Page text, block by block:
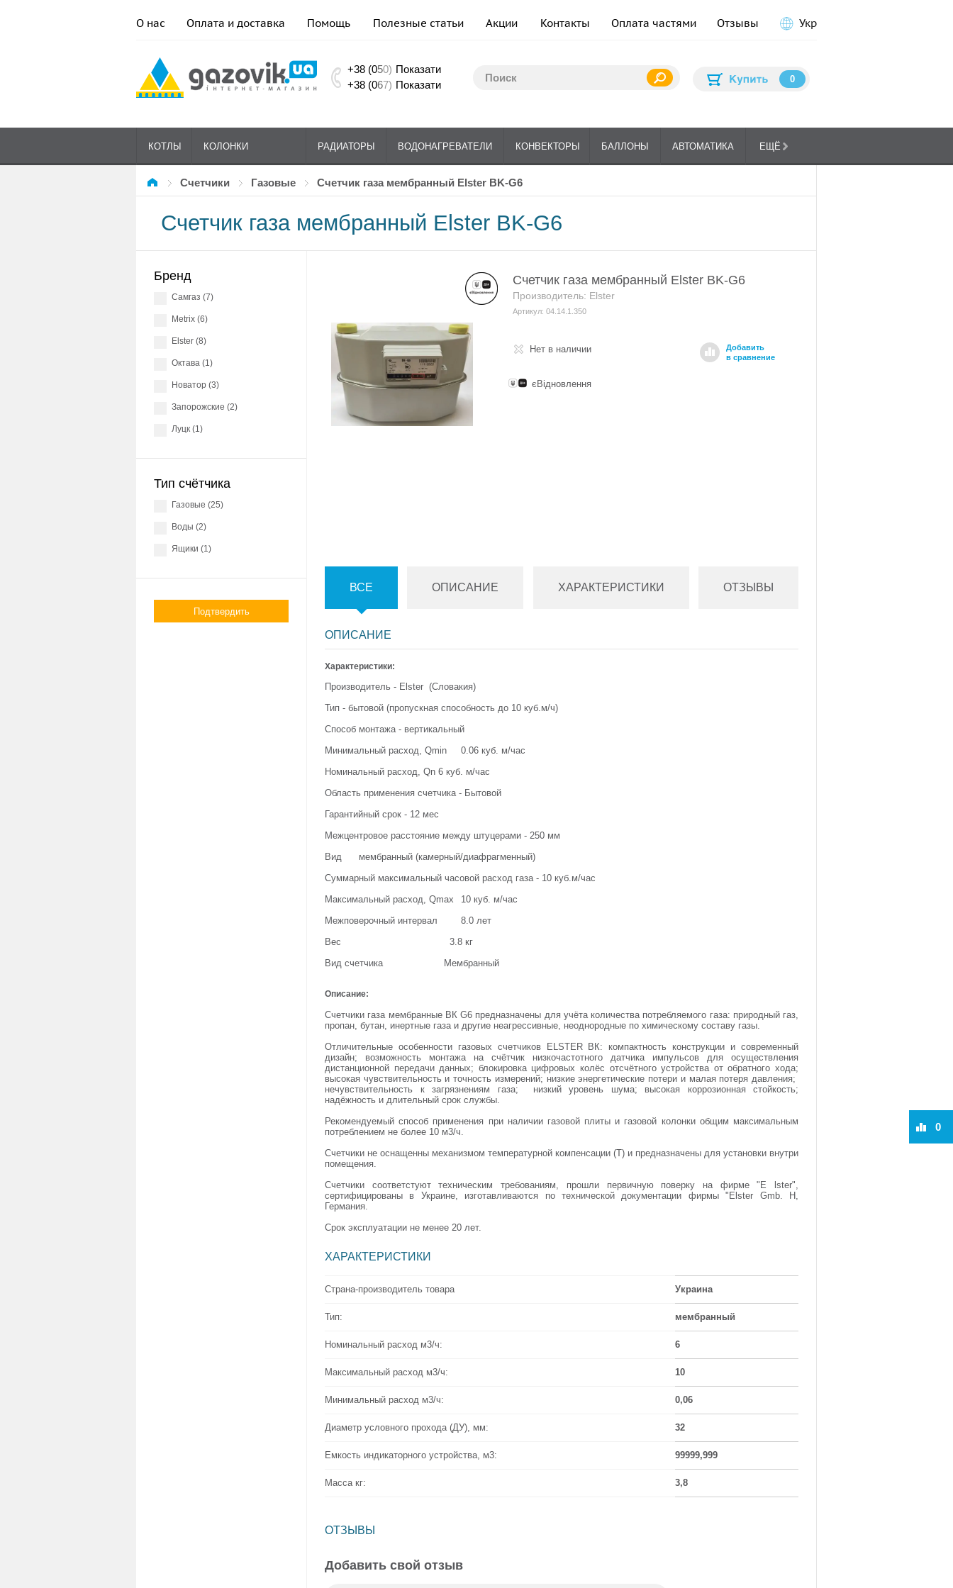
О нас Оплата и доставка Помощь Полезные статьи Акции Контакты Оплата частями Отзывы Укр
+38 (050) Показати
+38 (067) Показати 0
КОТЛЫ КОЛОНКИ
ГАЗОВЫЕ
РАДИАТОРЫ ВОДОНАГРЕВАТЕЛИ КОНВЕКТОРЫ БАЛЛОНЫ АВТОМАТИКА ЕЩЁ
Счетчики газовые Счетчик газа мембранный Elster BK-G6
Счетчик газа мембранный Elster BK-G6
Бренд
Самгаз (7)
Metrix (6)
Elster (8)
Октава (1)
Новатор (3)
Запорожские (2)
Луцк (1)
Тип счётчика
газовые (25)
воды (2)
ящики (1)
Подтвердить
Счетчик газа мембранный Elster BK-G6
Производитель: Elster
Артикул: 04.14.1.350
Нет в наличии
єВідновлення
Добавить
в сравнение
ВСЕ ОПИСАНИЕ ХАРАКТЕРИСТИКИ ОТЗЫВЫ
ОПИСАНИЕ
Характеристики:
Производитель - Elster (Словакия)
Тип - бытовой (пропускная способность до 10 куб.м/ч)
Способ монтажа - вертикальный
Минимальный расход, Qmin
0.06 куб. м/час
Номинальный расход, Qn 6 куб. м/час
Область применения счетчика - Бытовой
Гарантийный срок - 12 мес
Межцентровое расстояние между штуцерами - 250 мм
Вид
мембранный (камерный/диафрагменный)
Суммарный максимальный часовой расход газа - 10 куб.м/час
Максимальный расход, Qmax
10 куб. м/час
Межповерочный интервал
8.0 лет
Вес
3.8 кг
Вид счетчика
Мембранный
Описание:
Счетчики газа мембранные ВК G6 предназначены для учёта количества потребляемого газа: природный газ,
пропан, бутан, инертные газа и другие неагрессивные, неоднородные по химическому составу газы.
Отличительные особенности газовых счетчиков ELSTER ВК: компактность конструкции и современный
дизайн; возможность монтажа на счётчик низкочастотного датчика импульсов для осуществления
дистанционной передачи данных; блокировка цифровых колёс отсчётного устройства от обратного хода;
высокая чувствительность и точность измерений; низкие энергетические потери и малая потеря давления;
нечувствительность к загрязнениям газа; низкий уровень шума; высокая коррозионная стойкость;
надёжность и длительный срок службы.
Рекомендуемый способ применения при наличии газовой плиты и газовой колонки общим максимальным
потреблением не более 10 м3/ч.
Счетчики не оснащенны механизмом температурной компенсации (Т) и предназначены для установки внутри
помещения.
Cчетчики соответстуют техническим требованиям, прошли первичную поверку на фирме "Е lster",
сертифицированы в Украине, изготавливаются по технической документации фирмы "Elster Gmb. H,
Германия.
Срок эксплуатации не менее 20 лет.
ХАРАКТЕРИСТИКИ
Страна-производитель товара Украина
Тип: мембранный
Номинальный расход м3/ч: 6
Максимальный расход м3/ч: 10
Минимальный расход м3/ч: 0,06
Диаметр условного прохода (ДУ), мм: 32
Емкость индикаторного устройства, м3: 99999,999
Масса кг: 3,8
ОТЗЫВЫ
Добавить свой отзыв
0